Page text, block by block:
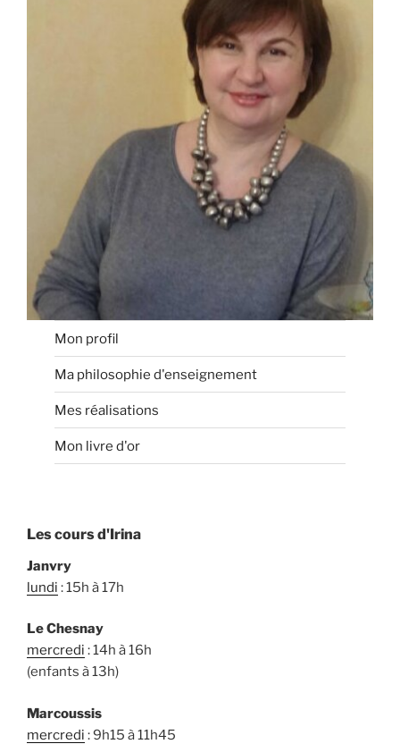
Mon profil
Ma philosophie d'enseignement
Mes réalisations
Mon livre d'or
Les cours d'Irina
Janvry
lundi : 15h à 17h
Le Chesnay
mercredi : 14h à 16h
(enfants à 13h)
Marcoussis
mercredi : 9h15 à 11h45